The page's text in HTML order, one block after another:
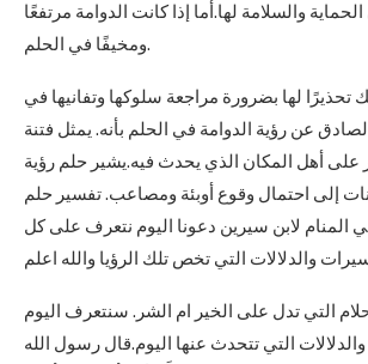
والسلامة لها.أما إذا كانت الدوامة مرتفعًا
ومخيفًا في الحلم.
تحذيرًا لها بضرورة مراجعة سلوكها وتفانيها في
الصادق عن رؤية الدوامة في الحلم بأنه. يمثل فتنة
على أهل المكان الذي يحدث فيه.يشير حلم رؤية
إلى احتمال وقوع أوبئة ومصاعب. تفسير حلم
المنام لابن سيرين دعونا اليوم نتعرف على كل
التي تدل على الخير ام الشر. سنتعرف اليوم
التي تتحدث عنها اليوم.قال رسول الله